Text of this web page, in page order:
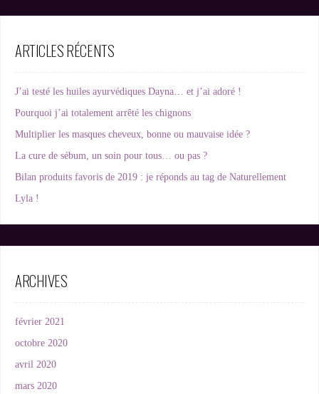
ARTICLES RÉCENTS
J’ai testé les huiles ayurvédiques Dayna… et j’ai adoré !
Pourquoi j’ai totalement arrêté les chignons
Multiplier les masques cheveux, bonne ou mauvaise idée ?
La cure de sébum, un soin pour tous… ou pas ?
Bilan produits favoris de 2019 : je réponds au tag de Naturellement
Lyla !
ARCHIVES
février 2021
octobre 2020
avril 2020
mars 2020